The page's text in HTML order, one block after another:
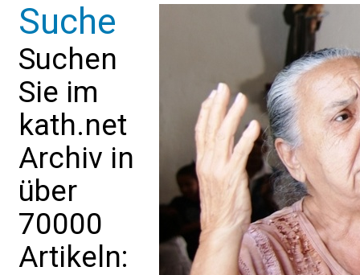
Suche
Suchen
Sie im
kath.net
Archiv in
über
70000
Artikeln: